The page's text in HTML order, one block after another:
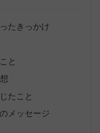
たきっかけ
と
たこと
メッセージ